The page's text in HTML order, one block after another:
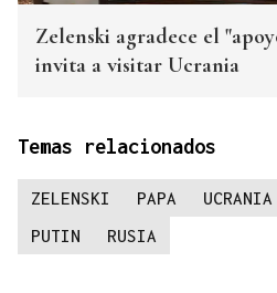
Zelenski agradece el
invita a visitar Ucrania
Temas relacionados
ZELENSKI PAPA UCRANIA
PUTIN
RUSIA